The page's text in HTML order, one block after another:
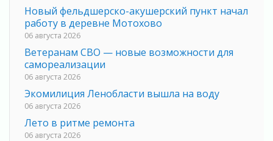
Новый фельдшерско-акушерский пункт начал
работу в деревне Мотохово
06 августа 2026
Ветеранам СВО — новые возможности для
самореализации
06 августа 2026
Экомилиция Ленобласти вышла на воду
06 августа 2026
Лето в ритме ремонта
06 августа 2026